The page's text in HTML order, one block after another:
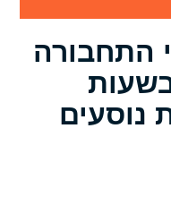
למאי התחבורה
נוסעים